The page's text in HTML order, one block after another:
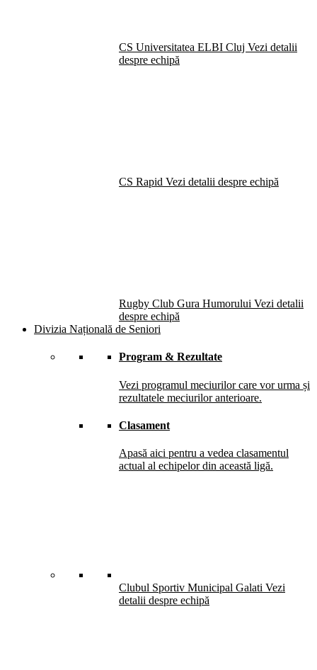
CS Universitatea ELBI Cluj Vezi detalii
despre echipă
CS Rapid Vezi detalii despre echipă
Rugby Club Gura Humorului Vezi detalii
despre echipă
Divizia Națională de Seniori
Program & Rezultate
Vezi programul meciurilor care vor urma și
rezultatele meciurilor anterioare.
Clasament
Apasă aici pentru a vedea clasamentul
actual al echipelor din această ligă.
Clubul Sportiv Municipal Galati Vezi
detalii despre echipă